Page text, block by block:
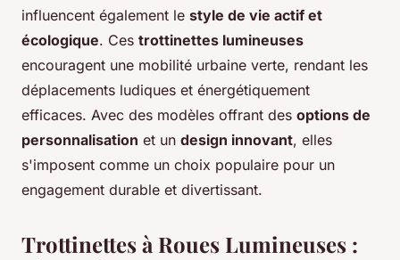
influencent également le style de vie actif et
écologique. Ces trottinettes lumineuses
encouragent une mobilité urbaine verte, rendant les
déplacements ludiques et énergétiquement
efficaces. Avec des modèles offrant des options de
personnalisation et un design innovant, elles
s'imposent comme un choix populaire pour un
engagement durable et divertissant.
Trottinettes à Roues Lumineuses :